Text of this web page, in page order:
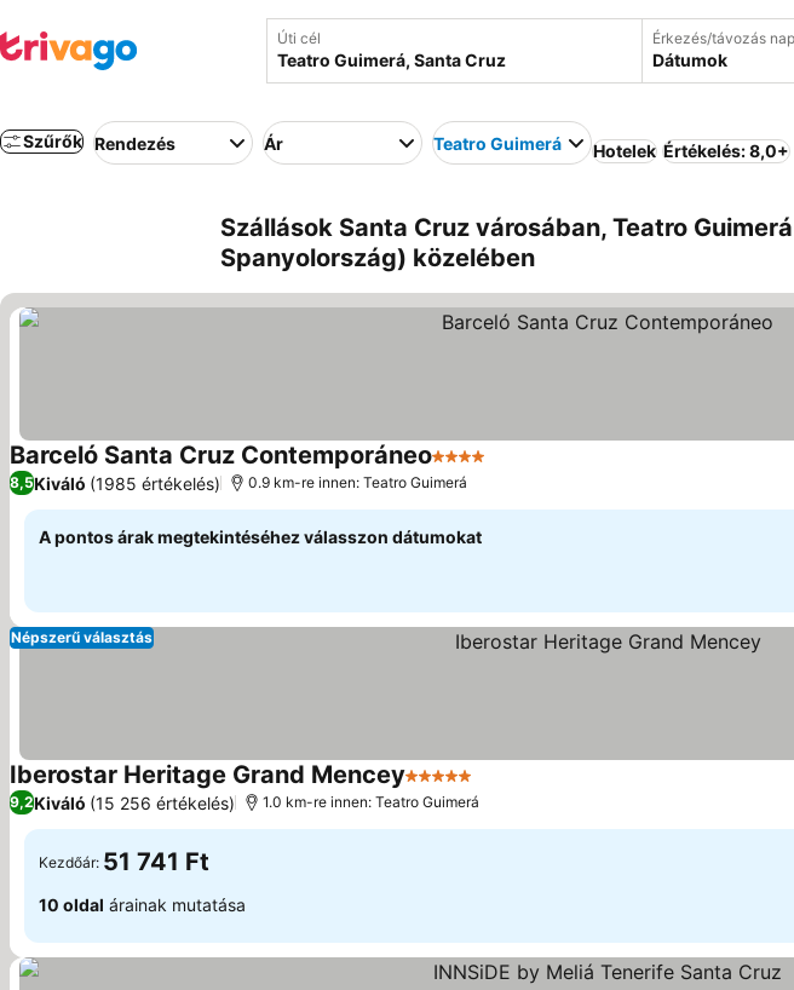
Úti cél Érkezés/távozás
Dátumok
Szűrők Rendezés Ár Teatro Guimerá Hotelek Értékelés: 8,0+
Szállások Santa Cruz városában, Teatro
Spanyolország) közelében
Barceló Santa Cruz Contemporáneo4 Kategória
8,5Kiváló (1985 értékelés) 0.9 km-re innen: Teatro Guimerá
A pontos árak megtekintéséhez válasszon dátumokat
Népszerű választás
Iberostar Heritage Grand Mencey5 Kategória
9,2Kiváló (15 256 értékelés) 1.0 km-re innen: Teatro Guimerá
Kezdőár: 51 741 Ft
10 oldal árainak mutatása